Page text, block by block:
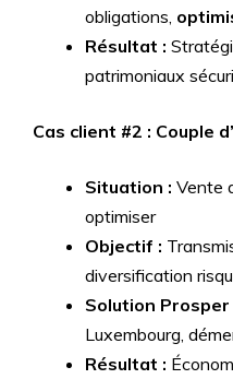
obligations,
Résultat :
patrimoniaux
Cas client #2 : Couple
Situation : Vente
optimiser
Objectif :
diversification
Solution Prosper
Luxembourg,
Résultat :